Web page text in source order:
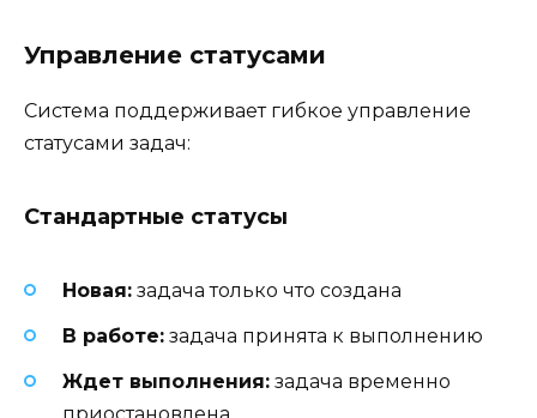
Управление статусами
Система поддерживает гибкое управление
статусами задач:
Стандартные статусы
Новая: задача только что создана
В работе: задача принята к выполнению
Ждет выполнения: задача временно